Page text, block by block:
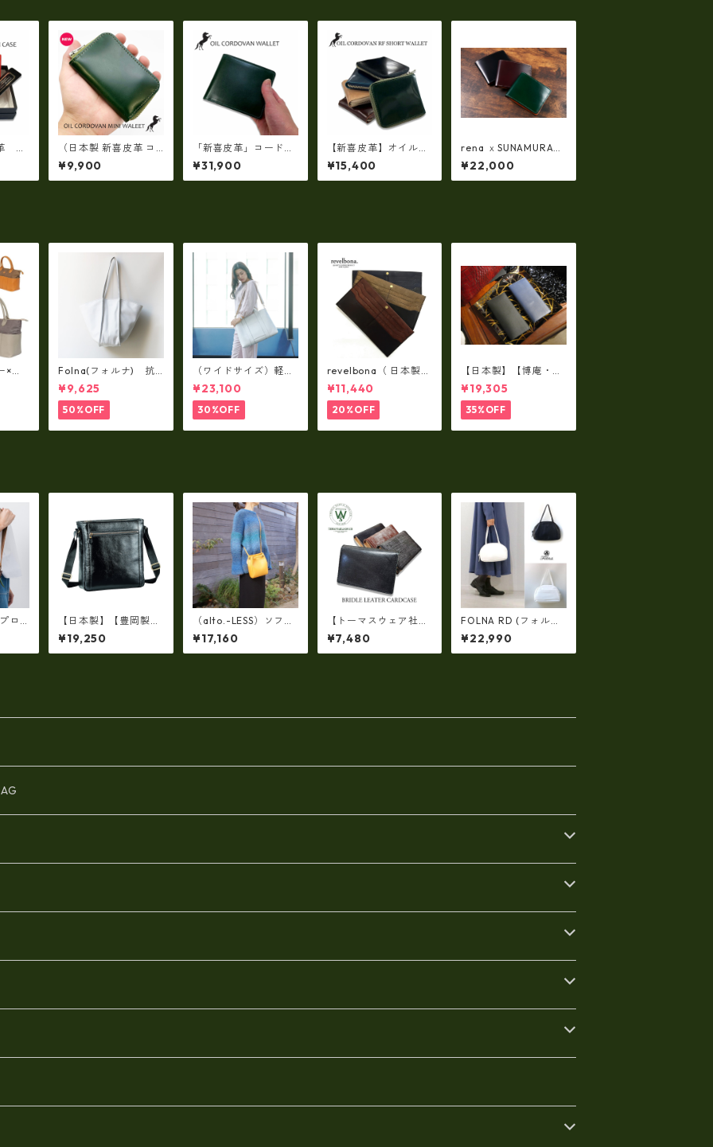
オ
（日本製 新喜皮革 コ
ードバン）オイルコー
ドバンラウンドファス
ナーミニ財布 tc-049
¥9,900
「新喜皮革」コードバ
ン 二つ折り財布（コ
イン入れ付き）【日本
製】tc-0201A
¥31,900
【新喜皮革】オイルコ
ードバンラウンドファ
スナーショートウォレ
ット 日本製 tc-048
¥15,400
rena ｘSUNAMURA
(スナムラ)コラボ製
品・日本製 コードバン
新喜皮革xレーデルオ
¥22,000
パ
Folna(フォルナ) 抗
菌ソフトスムースレザ
ー トートバッグ / FOL
NA RD fo-083244
¥9,625
50%OFF
（ワイドサイズ）軽
量・牛革製品・2WAY
ヌメ革トートバッグ
（A3サイズ/日本製）
(高収納）ir-02G
¥23,100
30%OFF
revelbona（ 日本製）
国産牛革製・お札入
れ ロングウォレッ
ト rl-001
¥11,440
20%OFF
【日本製】【博庵・HI
ROAN】最高級牛革
（ボーテッド）札入
れ・長財布 ha-2153
5
¥19,305
35%OFF
ロ
【日本製】【豊岡製
鞄】縦型ショルダーバ
ッグ メンズ 上質な牛
革を使った大人の本革
¥19,250
（alto.-LESS）ソフト
なアニリンレザー製
(牛革)2WAY・巾着ミ
ニショルダートート
¥17,160
【トーマスウェア社
製】ブライドルレザー
製 カードケース 日
本製 U0411
¥7,480
FOLNA RD (フォル
ナ・アールディー)ソ
フトレザー ボストンバ
ッグ (M-SIZE) FOLNA
¥22,990